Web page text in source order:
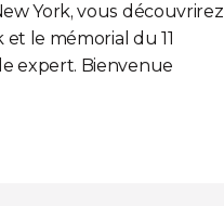
York, vous découvrirez
le mémorial du 11
expert. Bienvenue